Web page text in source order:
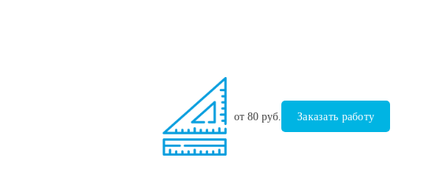
от 80 руб. Заказать работу